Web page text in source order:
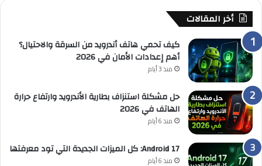
أخر المقالات
كيف تحمي هاتف أندرويد من السرقة والاحتيال؟
أهم إعدادات الأمان في 2026
منذ 3 أيام
حل مشكلة استنزاف بطارية الأندرويد وارتفاع حرارة
الهاتف في 2026
منذ 6 أيام
Android 17: كل الميزات الجديدة التي تود معرفتها
منذ 6 أيام